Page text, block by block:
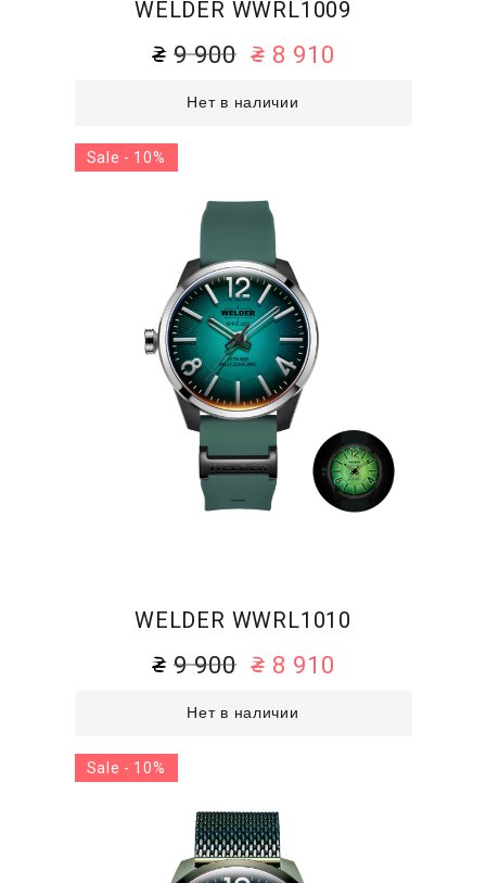
WELDER WWRL1009
9 900 8 910
Нет в наличии
WELDER WWRL1010
9 900 8 910
Нет в наличии
Sale - 10%
Sale - 10%